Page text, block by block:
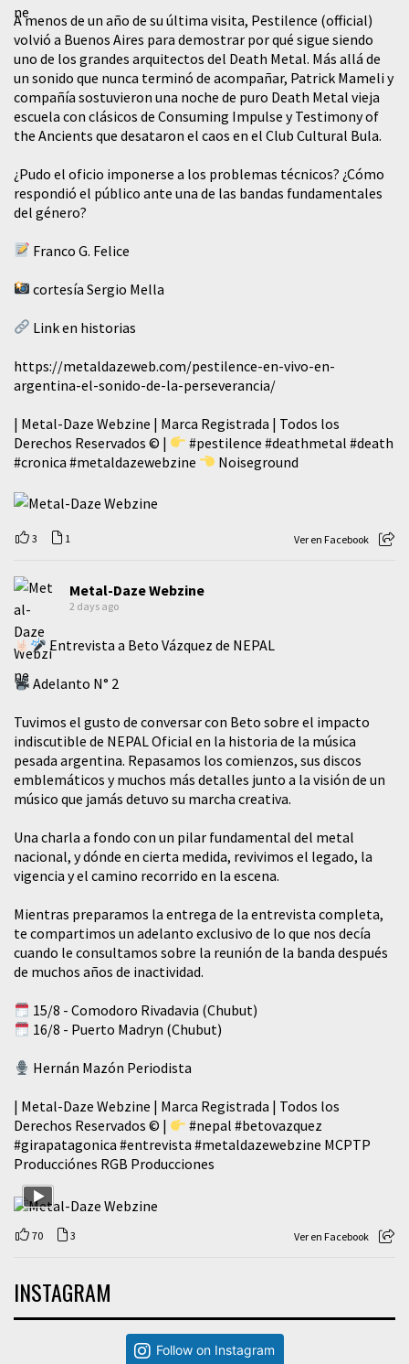
A menos de un año de su última visita, Pestilence (official)
volvió a Buenos Aires para demostrar por qué sigue siendo
uno de los grandes arquitectos del Death Metal. Más allá de
un sonido que nunca terminó de acompañar, Patrick Mameli y
compañía sostuvieron una noche de puro Death Metal vieja
escuela con clásicos de Consuming Impulse y Testimony of
the Ancients que desataron el caos en el Club Cultural Bula.
¿Pudo el oficio imponerse a los problemas técnicos? ¿Cómo
respondió el público ante una de las bandas fundamentales
del género?
Franco G. Felice
cortesía Sergio Mella
Link en historias
https://metaldazeweb.com/pestilence-en-vivo-en-
argentina-el-sonido-de-la-perseverancia/
| Metal-Daze Webzine | Marca Registrada | Todos los
Derechos Reservados © |
#pestilence #deathmetal #death
#cronica #metaldazewebzine Noiseground
3 1 Ver en Facebook
Metal-Daze Webzine
2 days ago
Entrevista a Beto Vázquez de NEPAL
Adelanto N° 2
Tuvimos el gusto de conversar con Beto sobre el impacto
indiscutible de NEPAL Oficial en la historia de la música
pesada argentina. Repasamos los comienzos, sus discos
emblemáticos y muchos más detalles junto a la visión de un
músico que jamás detuvo su marcha creativa.
​Una charla a fondo con un pilar fundamental del metal
nacional, y dónde en cierta medida, revivimos el legado, la
vigencia y el camino recorrido en la escena.
Mientras preparamos la entrega de la entrevista completa,
te compartimos un adelanto exclusivo de lo que nos decía
cuando le consultamos sobre la reunión de la banda después
de muchos años de inactividad.
15/8 - Comodoro Rivadavia (Chubut)
16/8 - Puerto Madryn (Chubut)
Hernán Mazón Periodista
| Metal-Daze Webzine | Marca Registrada | Todos los
Derechos Reservados © |
#nepal #betovazquez
#girapatagonica #entrevista #metaldazewebzine MCPTP
Producciónes RGB Producciones
70 3 Ver en Facebook
INSTAGRAM
Follow on Instagram